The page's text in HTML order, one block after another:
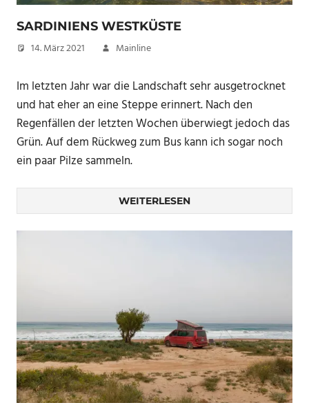
SARDINIENS WESTKÜSTE
14. März 2021 Mainline
Im letzten Jahr war die Landschaft sehr ausgetrocknet
und hat eher an eine Steppe erinnert. Nach den
Regenfällen der letzten Wochen überwiegt jedoch das
Grün. Auf dem Rückweg zum Bus kann ich sogar noch
ein paar Pilze sammeln.
WEITERLESEN